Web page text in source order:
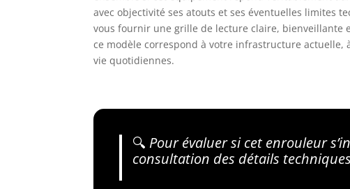
avec objectivité ses atouts et ses éventuelles limites
vous fournir une grille de lecture claire, bienveillante
ce modèle correspond à votre infrastructure
vie quotidiennes.
🔍 Pour évaluer si cet enrouleur
consultation des détails